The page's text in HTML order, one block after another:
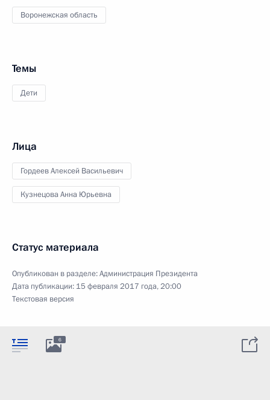
Воронежская область
Темы
Дети
Лица
Гордеев Алексей Васильевич
Кузнецова Анна Юрьевна
Статус материала
Опубликован в разделе:Администрация Президента
Дата публикации: 15 февраля 2017 года, 20:00
Текстовая версия
6